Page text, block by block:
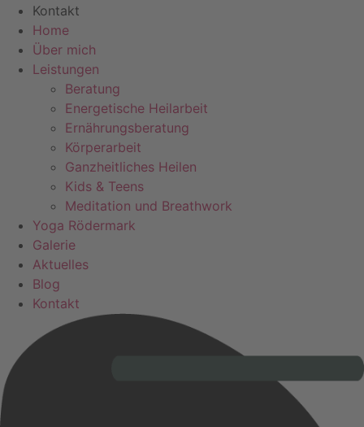
Kontakt
Home
Über mich
Leistungen
Beratung
Energetische Heilarbeit
Ernährungsberatung
Körperarbeit
Ganzheitliches Heilen
Kids & Teens
Meditation und Breathwork
Yoga Rödermark
Galerie
Aktuelles
Blog
Kontakt